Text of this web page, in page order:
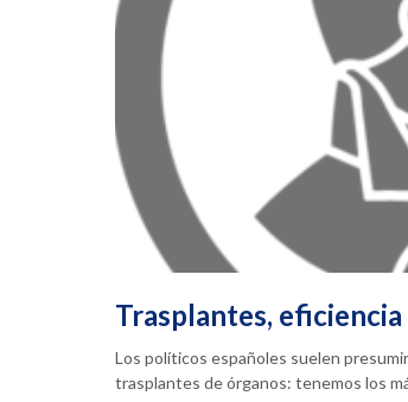
Trasplantes,
Los políticos españoles suelen
trasplantes de órganos: tenemos los